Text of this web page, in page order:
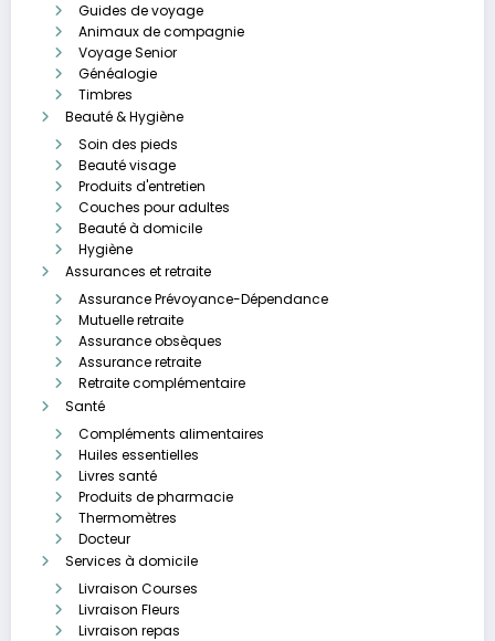
Guides de voyage
Animaux de compagnie
Voyage Senior
Généalogie
Timbres
Beauté & Hygiène
Soin des pieds
Beauté visage
Produits d'entretien
Couches pour adultes
Beauté à domicile
Hygiène
Assurances et retraite
Assurance Prévoyance-Dépendance
Mutuelle retraite
Assurance obsèques
Assurance retraite
Retraite complémentaire
Santé
Compléments alimentaires
Huiles essentielles
Livres santé
Produits de pharmacie
Thermomètres
Docteur
Services à domicile
Livraison Courses
Livraison Fleurs
Livraison repas